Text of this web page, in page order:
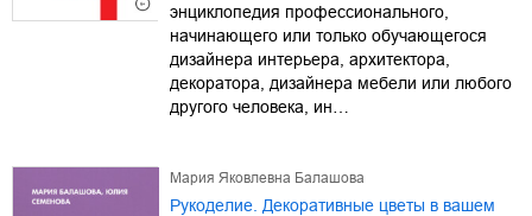
энциклопедия профессионального,
начинающего или только обучающегося
дизайнера интерьера, архитектора,
декоратора, дизайнера мебели или любого
другого человека, ин…
Мария Яковлевна Балашова
Рукоделие. Декоративные цветы в вашем